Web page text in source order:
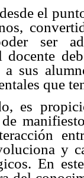
el
ser
docente
a sus
que
es
de
y
En